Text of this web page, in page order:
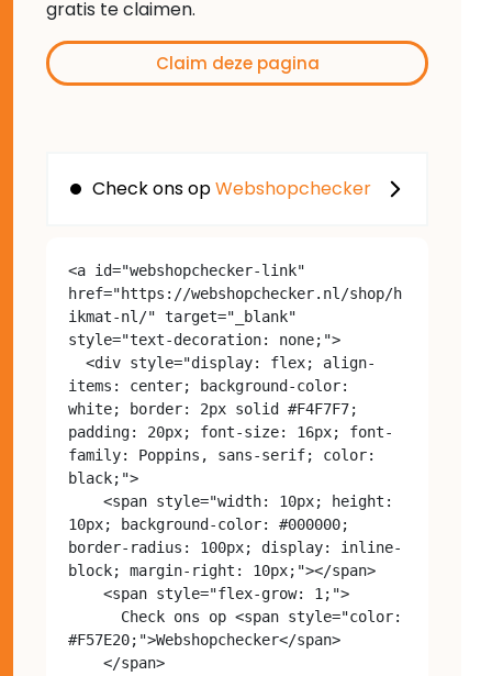
gratis te claimen.
Claim deze pagina
Check ons opWebshopchecker
<a id="webshopchecker-link"
href="https://webshopchecker.nl/shop/h
ikmat-nl/" target="_blank"
style="text-decoration: none;">
items: center; background-color:
white; border: 2px solid #F4F7F7;
padding: 20px; font-size: 16px; font-
family: Poppins, sans-serif; color:
black;">
10px; background-color: #000000;
border-radius: 100px; display: inline-
block; margin-right: 10px;"></span>
#F57E20;">Webshopchecker</span>